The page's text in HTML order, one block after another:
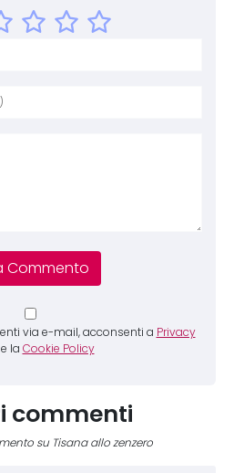
via e-mail, acconsenti a Privacy
e la Cookie Policy
commenti
su Tisana allo zenzero